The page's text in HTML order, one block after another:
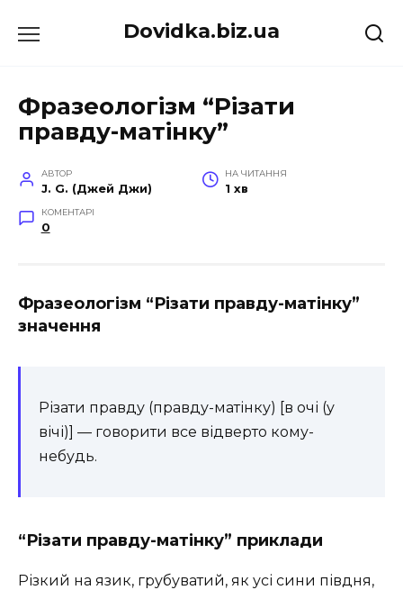
до
Dovidka.biz.ua
Фразеологізм “Різати
правду-матінку”
АВТОР
J. G. (Джей Джи)
НА ЧИТАННЯ
1 хв
КОМЕНТАРІ
0
Фразеологізм “Різати правду-матінку”
значення
Різати правду (правду-матінку) [в очі (у
вічі)] — говорити все відверто кому-
небудь.
“Різати правду-матінку” приклади
Різкий на язик, грубуватий, як усі сини півдня,